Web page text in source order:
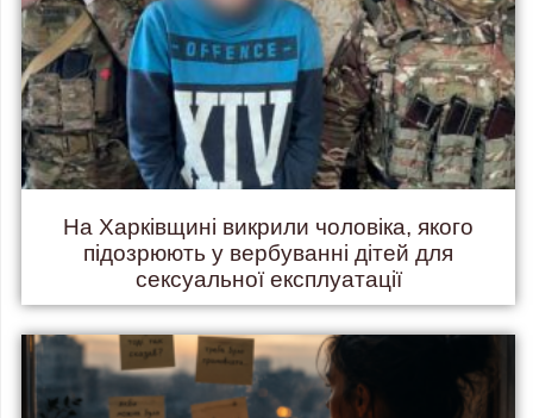
На Харківщині викрили чоловіка, якого
підозрюють у вербуванні дітей для
сексуальної експлуатації